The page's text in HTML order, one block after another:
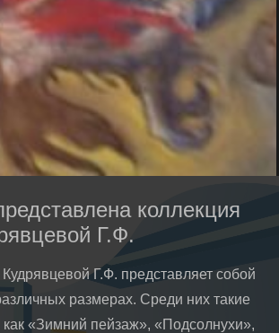
коллекция
Г.Ф.
Г.Ф. представляет собой
размерах. Среди них такие
как «Зимний пейзаж», «Подсолнухи»,